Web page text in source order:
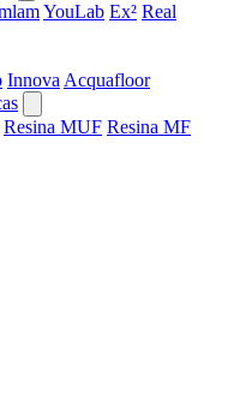
YouLab Ex² Real
Innova Acquafloor
Resina MUF Resina MF